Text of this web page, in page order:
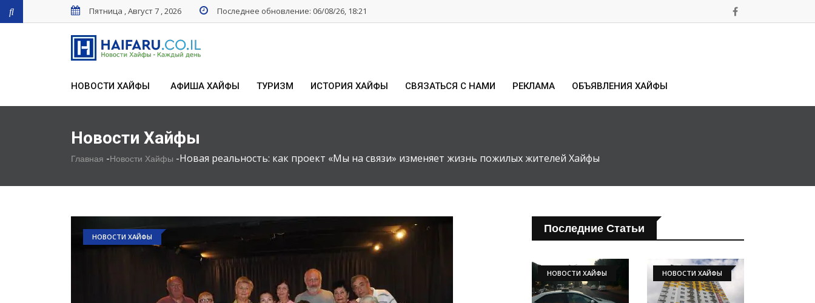
Пятница , Август 7 , 2026 Последнее обновление: 06/08/26, 18:21
НОВОСТИ ХАЙФЫ АФИША ХАЙФЫ ТУРИЗМ ИСТОРИЯ ХАЙФЫ СВЯЗАТЬСЯ С НАМИ РЕКЛАМА ОБЪЯВЛЕНИЯ ХАЙФЫ
Новости Хайфы
Главная -Новости Хайфы -Новая реальность: как проект «Мы на связи» изменяет жизнь пожилых жителей Хайфы
НОВОСТИ ХАЙФЫ
Последние Статьи
НОВОСТИ ХАЙФЫ НОВОСТИ ХАЙФЫ